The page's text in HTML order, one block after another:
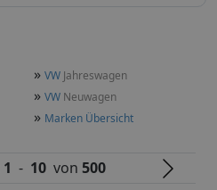
» VW Jahreswagen
» VW Neuwagen
» Marken Übersicht
1 - 10 von500